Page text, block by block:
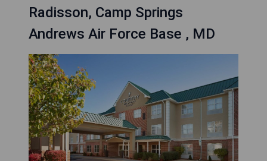
Radisson, Camp Springs
Andrews Air Force Base , MD